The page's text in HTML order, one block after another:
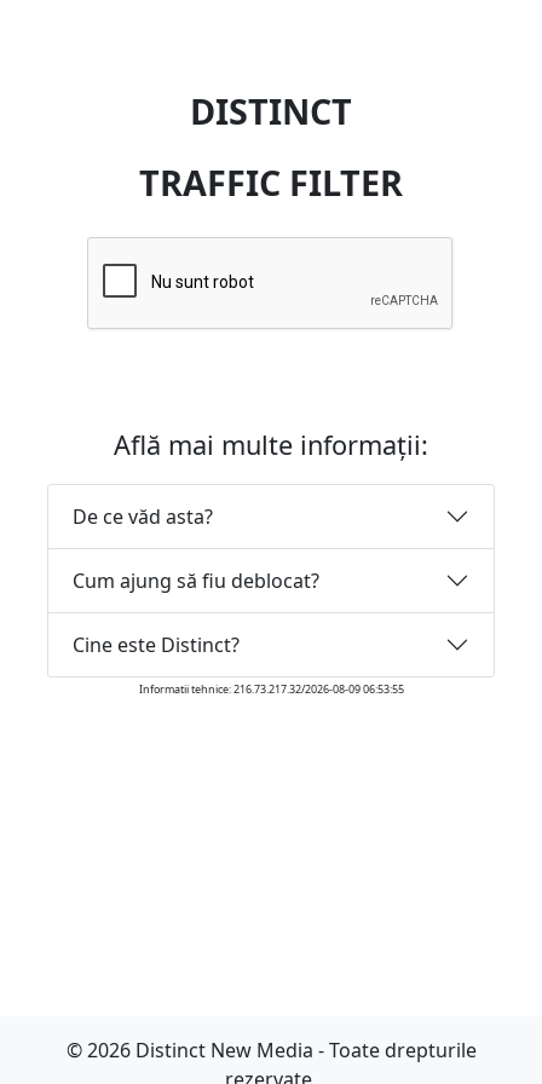
DISTINCT
TRAFFIC FILTER
Află mai multe informații:
De ce văd asta?
Cum ajung să fiu deblocat?
Cine este Distinct?
Informatii tehnice: 216.73.217.32/2026-08-09 06:53:55
© 2026 Distinct New Media - Toate drepturile